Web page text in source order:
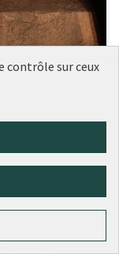
au vote
contrôle sur ceux